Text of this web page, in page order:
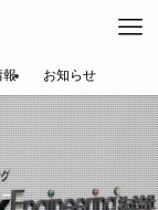
報 お知らせ